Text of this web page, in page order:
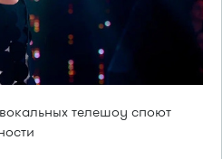
телешоу споют